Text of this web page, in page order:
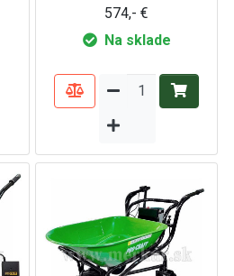
574,- €
Na sklade